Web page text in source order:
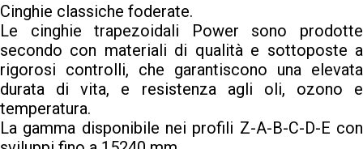
Cinghie classiche foderate.
Le cinghie trapezoidali Power sono prodotte
secondo con materiali di qualità e sottoposte a
rigorosi controlli, che garantiscono una elevata
durata di vita, e resistenza agli oli, ozono e
temperatura.
La gamma disponibile nei profili Z-A-B-C-D-E con